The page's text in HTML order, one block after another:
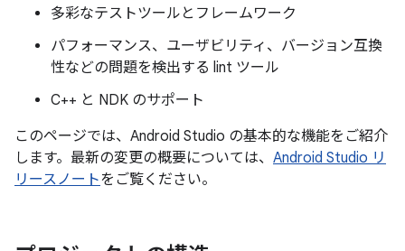
多彩なテストツールとフレームワーク
パフォーマンス、ユーザビリティ、バージョン互換
性などの問題を検出する lint ツール
C++ と NDK のサポート
このページでは、Android Studio の基本的な機能をご紹介
します。最新の変更の概要については、 Android Studio リ
リースノートをご覧ください。